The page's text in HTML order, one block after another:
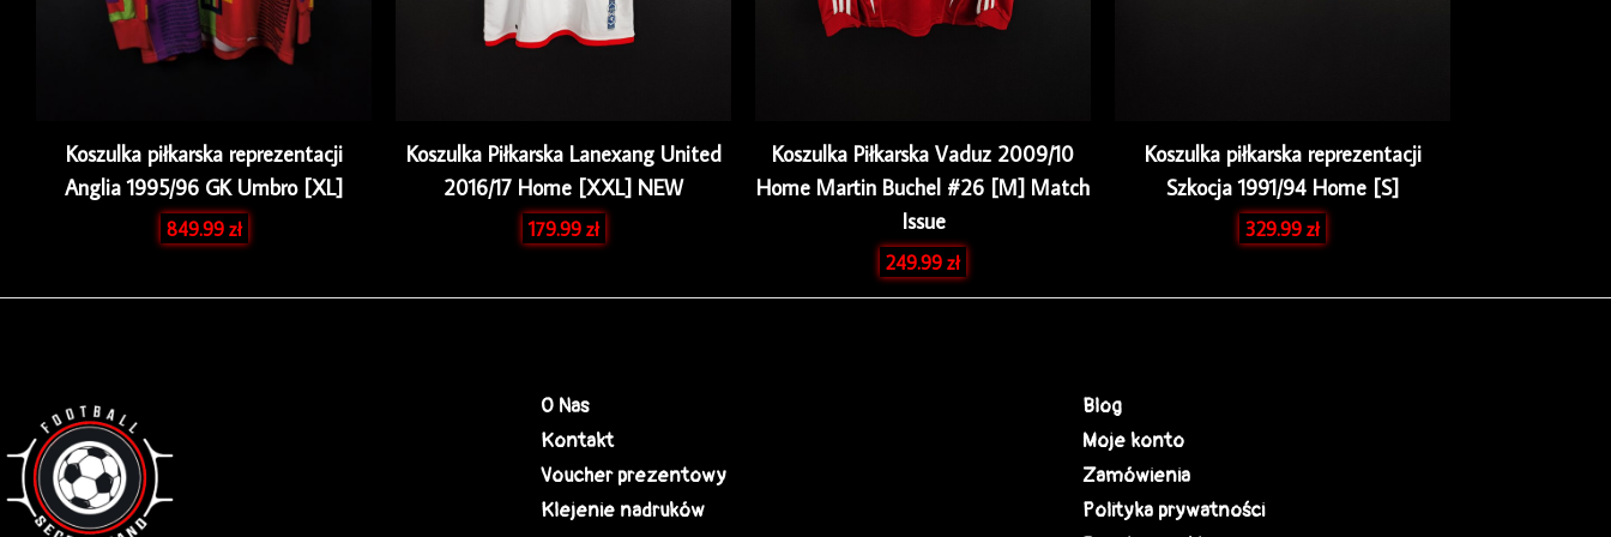
Koszulka piłkarska reprezentacji
Anglia 1995/96 GK Umbro [XL]
849.99zł
Koszulka Piłkarska Lanexang United
2016/17 Home [XXL] NEW
179.99zł
Koszulka Piłkarska Vaduz 2009/10
Home Martin Buchel #26 [M] Match
Issue
249.99zł
Koszulka piłkarska reprezentacji
Szkocja 1991/94 Home [S]
329.99zł
O Nas
Kontakt
Voucher prezentowy
Klejenie nadruków
Blog
Moje konto
Zamówienia
Polityka prywatności